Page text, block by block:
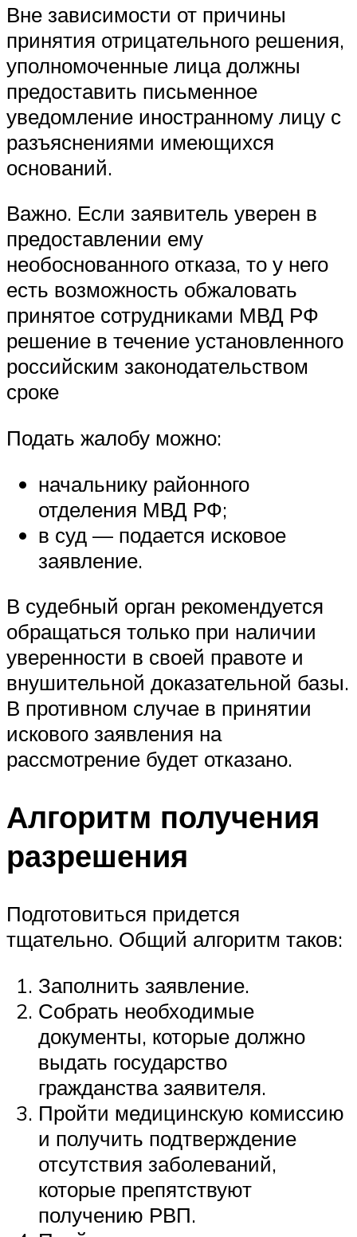
Вне зависимости от причины
принятия отрицательного решения,
уполномоченные лица должны
предоставить письменное
уведомление иностранному лицу с
разъяснениями имеющихся
оснований.
Важно. Если заявитель уверен в
предоставлении ему
необоснованного отказа, то у него
есть возможность обжаловать
принятое сотрудниками МВД РФ
решение в течение установленного
российским законодательством
сроке
Подать жалобу можно:
начальнику районного
отделения МВД РФ;
в суд — подается исковое
заявление.
В судебный орган рекомендуется
обращаться только при наличии
уверенности в своей правоте и
внушительной доказательной базы.
В противном случае в принятии
искового заявления на
рассмотрение будет отказано.
Алгоритм получения
разрешения
Подготовиться придется
тщательно. Общий алгоритм таков:
Заполнить заявление.
Собрать необходимые
документы, которые должно
выдать государство
гражданства заявителя.
Пройти медицинскую комиссию
и получить подтверждение
отсутствия заболеваний,
которые препятствуют
получению РВП.